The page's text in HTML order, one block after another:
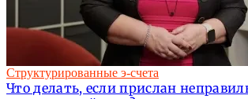
Структурированные э-счета
Что делать, если прислан